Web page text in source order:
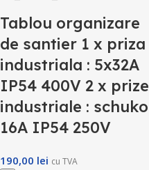
Tablou organizare
de santier 1 x priza
industriala : 5x32A
IP54 400V 2 x prize
industriale : schuko
16A IP54 250V
190,00 lei cu TVA